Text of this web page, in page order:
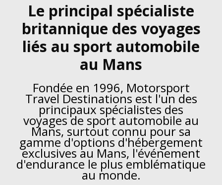
Le principal spécialiste
britannique des voyages
liés au sport automobile
au Mans
Fondée en 1996, Motorsport
Travel Destinations est l'un des
principaux spécialistes des
voyages de sport automobile au
Mans, surtout connu pour sa
gamme d'options d'hébergement
exclusives au Mans, l'événement
d'endurance le plus emblématique
au monde.